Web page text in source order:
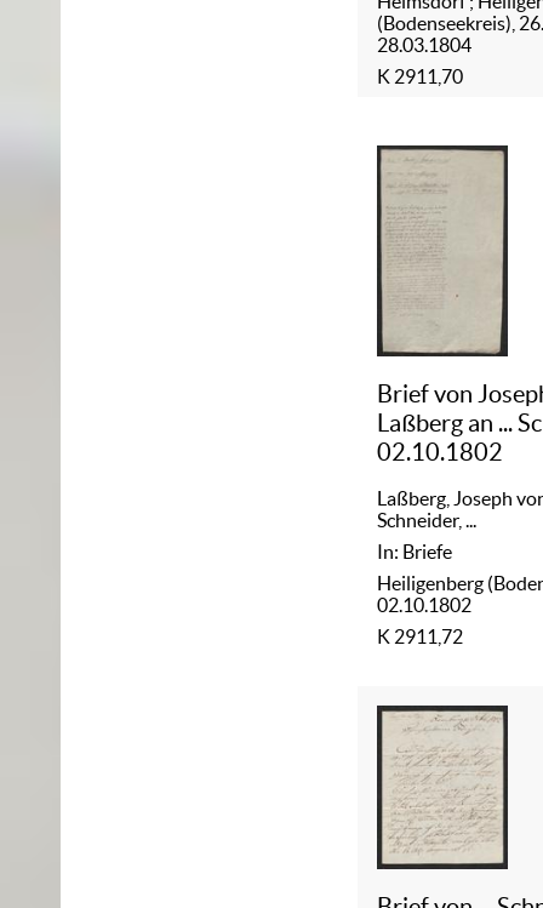
(Bodenseekreis),
28.03.1804
K 2911,70
Brief von
Laßberg an ...
02.10.1802
Laßberg, Joseph
Schneider, ...
In: Briefe
Heiligenberg
02.10.1802
K 2911,72